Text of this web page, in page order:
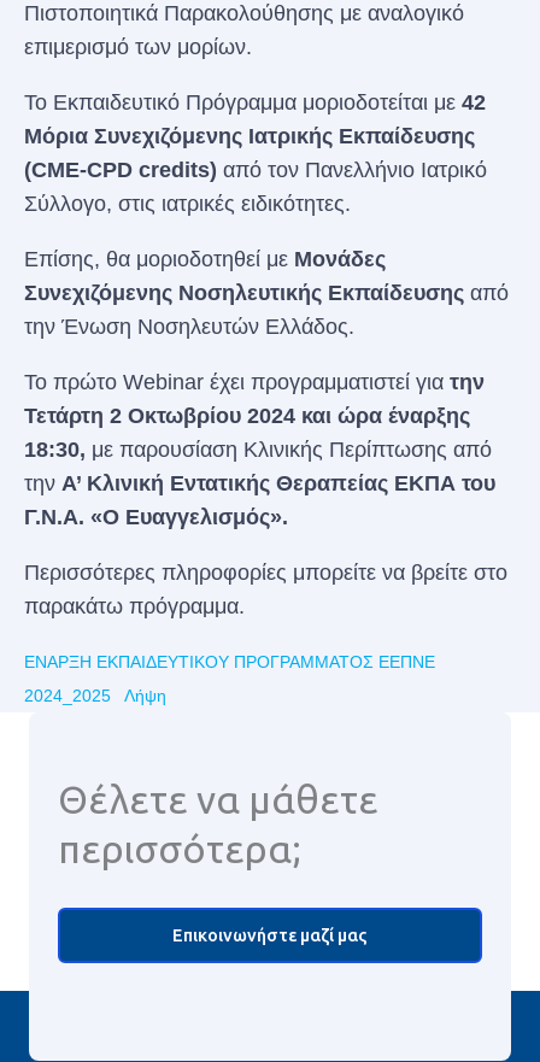
Πιστοποιητικά Παρακολούθησης με αναλογικό
επιμερισμό των μορίων.
Το Εκπαιδευτικό Πρόγραμμα μοριοδοτείται με 42
Μόρια Συνεχιζόμενης Ιατρικής Εκπαίδευσης
(CME-CPD credits) από τον Πανελλήνιο Ιατρικό
Σύλλογο, στις ιατρικές ειδικότητες.
Επίσης, θα μοριοδοτηθεί με Μονάδες
Συνεχιζόμενης Νοσηλευτικής Εκπαίδευσης από
την Ένωση Νοσηλευτών Ελλάδος.
Το πρώτο Webinar έχει προγραμματιστεί για την
Τετάρτη 2 Οκτωβρίου 2024 και ώρα έναρξης
18:30, με παρουσίαση Κλινικής Περίπτωσης από
την Α’ Κλινική Εντατικής Θεραπείας ΕΚΠΑ του
Γ.Ν.Α. «Ο Ευαγγελισμός».
Περισσότερες πληροφορίες μπορείτε να βρείτε στο
παρακάτω πρόγραμμα.
ΕΝΑΡΞΗ ΕΚΠΑΙΔΕΥΤΙΚΟΥ ΠΡΟΓΡΑΜΜΑΤΟΣ ΕΕΠΝΕ
2024_2025
Λήψη
Θέλετε να μάθετε
περισσότερα;
Επικοινωνήστε μαζί μας